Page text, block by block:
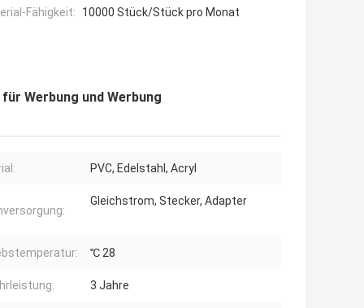
Fähigkeit:
10000 Stück/Stück pro Monat
Werbung und Werbung
PVC, Edelstahl, Acryl
Gleichstrom, Stecker, Adapter
℃ 28
3 Jahre